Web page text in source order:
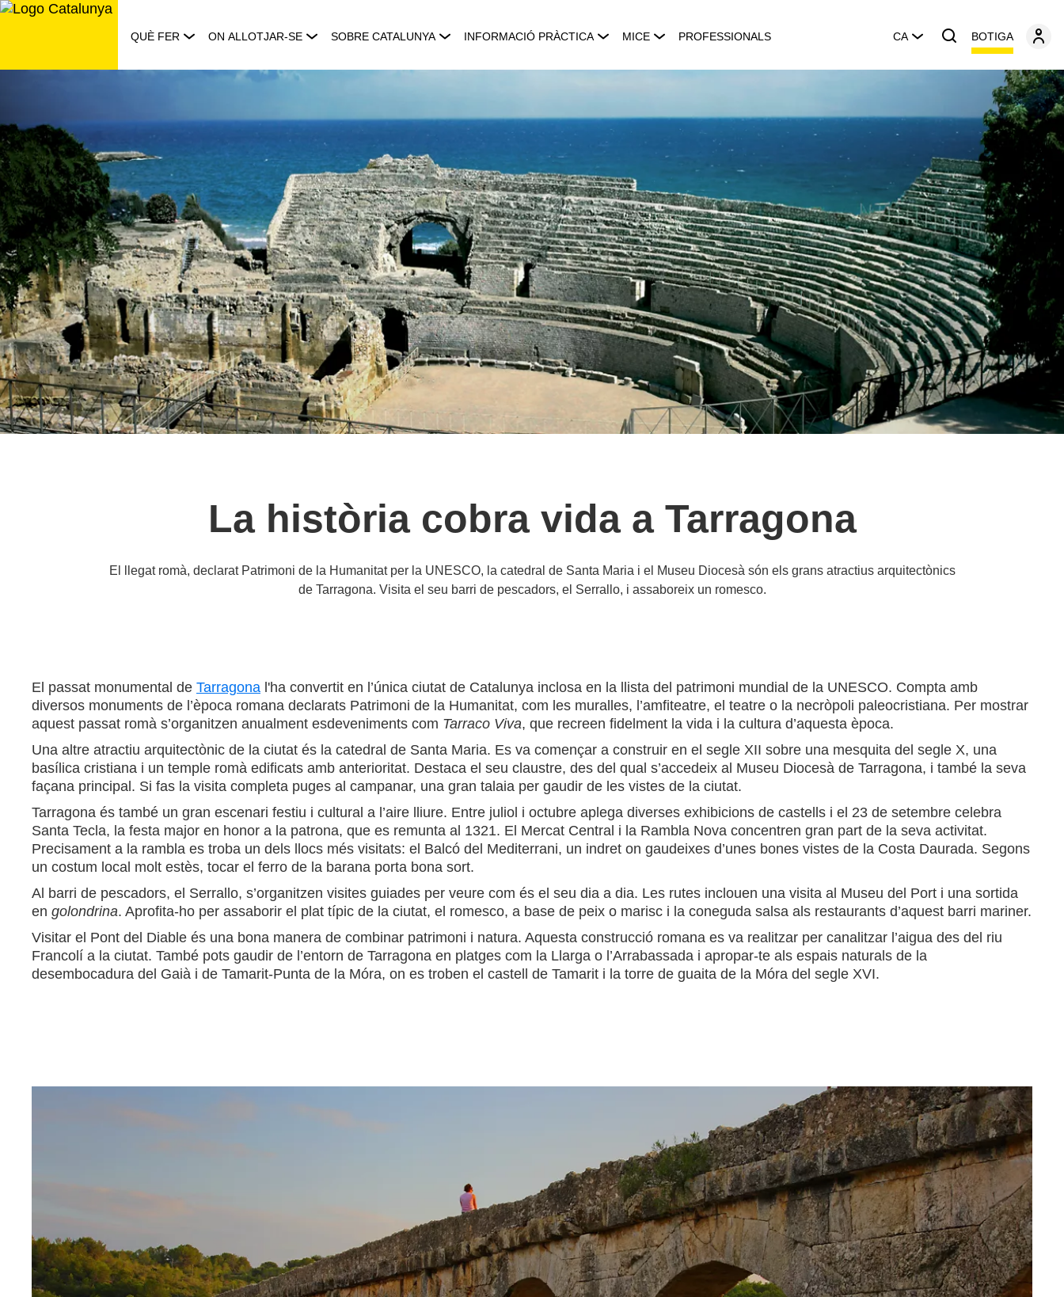
Saltar
QUÈ FER ON ALLOTJAR-SE SOBRE CATALUNYA INFORMACIÓ PRÀCTICA MICE PROFESSIONALS CA BOTIGA
La història cobra vida a Tarragona
El llegat romà, declarat Patrimoni de la Humanitat per la UNESCO, la catedral de Santa Maria i el Museu Diocesà són els grans atractius arquitectònics
de Tarragona. Visita el seu barri de pescadors, el Serrallo, i assaboreix un romesco.
El passat monumental de Tarragona l'ha convertit en l’única ciutat de Catalunya inclosa en la llista del patrimoni mundial de la UNESCO. Compta amb
diversos monuments de l’època romana declarats Patrimoni de la Humanitat, com les muralles, l’amfiteatre, el teatre o la necròpoli paleocristiana. Per mostrar
aquest passat romà s’organitzen anualment esdeveniments com Tarraco Viva, que recreen fidelment la vida i la cultura d’aquesta època.
Una altre atractiu arquitectònic de la ciutat és la catedral de Santa Maria. Es va començar a construir en el segle XII sobre una mesquita del segle X, una
basílica cristiana i un temple romà edificats amb anterioritat. Destaca el seu claustre, des del qual s’accedeix al Museu Diocesà de Tarragona, i també la seva
façana principal. Si fas la visita completa puges al campanar, una gran talaia per gaudir de les vistes de la ciutat.
Tarragona és també un gran escenari festiu i cultural a l’aire lliure. Entre juliol i octubre aplega diverses exhibicions de castells i el 23 de setembre celebra
Santa Tecla, la festa major en honor a la patrona, que es remunta al 1321. El Mercat Central i la Rambla Nova concentren gran part de la seva activitat.
Precisament a la rambla es troba un dels llocs més visitats: el Balcó del Mediterrani, un indret on gaudeixes d’unes bones vistes de la Costa Daurada. Segons
un costum local molt estès, tocar el ferro de la barana porta bona sort.
Al barri de pescadors, el Serrallo, s’organitzen visites guiades per veure com és el seu dia a dia. Les rutes inclouen una visita al Museu del Port i una sortida
en golondrina. Aprofita-ho per assaborir el plat típic de la ciutat, el romesco, a base de peix o marisc i la coneguda salsa als restaurants d’aquest barri mariner.
Visitar el Pont del Diable és una bona manera de combinar patrimoni i natura. Aquesta construcció romana es va realitzar per canalitzar l’aigua des del riu
Francolí a la ciutat. També pots gaudir de l’entorn de Tarragona en platges com la Llarga o l’Arrabassada i apropar-te als espais naturals de la
desembocadura del Gaià i de Tamarit-Punta de la Móra, on es troben el castell de Tamarit i la torre de guaita de la Móra del segle XVI.